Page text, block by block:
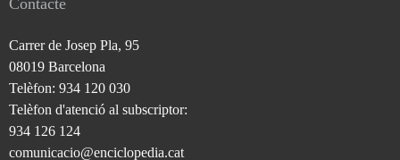
Carrer de Josep Pla, 95
08019 Barcelona
Telèfon: 934 120 030
Telèfon d'atenció al subscriptor:
934 126 124
comunicacio@enciclopedia.cat